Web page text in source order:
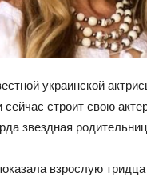
украинской
строит свою
звездная
взрослую